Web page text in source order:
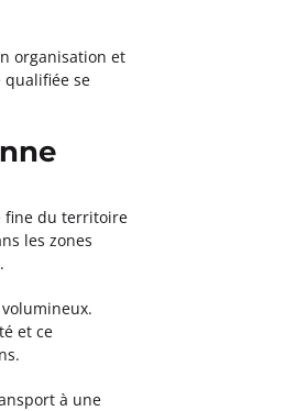
organisation et
se
fine du territoire
les zones
et ce
à une